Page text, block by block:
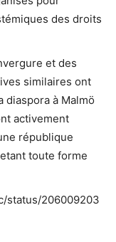
des droits
et des
similaires ont
diaspora à Malmö
activement
république
toute forme
status/206009203